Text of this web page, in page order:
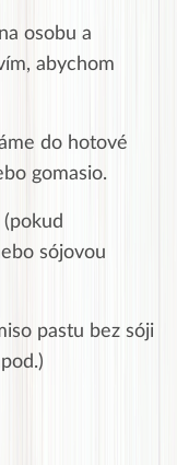
osobu a
abychom
do hotové
gomasio.
sójovou
pastu bez sóji